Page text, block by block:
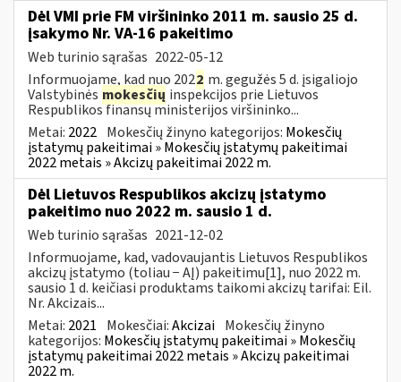
Dėl VMI prie FM viršininko 2011 m. sausio 25 d.
įsakymo Nr. VA-16 pakeitimo
Web turinio sąrašas 2022-05-12
Informuojame, kad nuo 2022 m. gegužės 5 d. įsigaliojo
Valstybinės mokesčių inspekcijos prie Lietuvos
Respublikos finansų ministerijos viršininko...
Metai: 2022 Mokesčių žinyno kategorijos: Mokesčių
įstatymų pakeitimai » Mokesčių įstatymų pakeitimai
2022 metais » Akcizų pakeitimai 2022 m.
Dėl Lietuvos Respublikos akcizų įstatymo
pakeitimo nuo 2022 m. sausio 1 d.
Web turinio sąrašas 2021-12-02
Informuojame, kad, vadovaujantis Lietuvos Respublikos
akcizų įstatymo (toliau − AĮ) pakeitimu[1], nuo 2022 m.
sausio 1 d. keičiasi produktams taikomi akcizų tarifai: Eil.
Nr. Akcizais...
Metai: 2021 Mokesčiai:Akcizai Mokesčių žinyno
kategorijos: Mokesčių įstatymų pakeitimai » Mokesčių
įstatymų pakeitimai 2022 metais » Akcizų pakeitimai
2022 m.